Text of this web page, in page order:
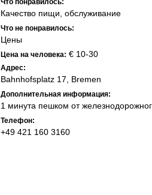
Что понравилось:
Качество пищи, обслуживание
Что не понравилось:
Цены
Цена на человека: € 10-30
Адрес:
Bahnhofsplatz 17, Bremen
Дополнительная информация:
1 минута пешком от
Телефон:
+49 421 160 3160